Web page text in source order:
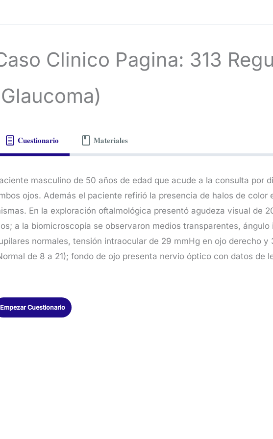
Clinico Pagina: 313
Cuestionario Materiales
masculino de 50 años de edad que acude a la consulta por
ojos. Además el paciente refirió la presencia de halos de color
En la exploración oftalmológica presentó agudeza visual de
a la biomicroscopía se observaron medios transparentes,
normales, tensión intraocular de 29 mmHg en ojo derecho y
de 8 a 21); fondo de ojo presenta nervio óptico con datos de